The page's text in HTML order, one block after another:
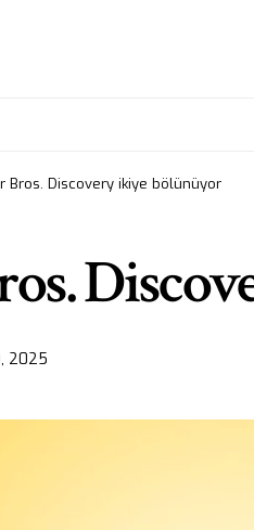
Bros. Discovery ikiye bölünüyor
2025